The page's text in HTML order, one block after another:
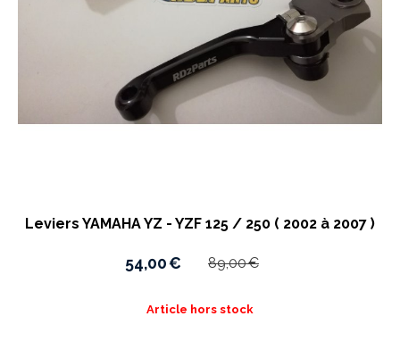
Leviers YAMAHA YZ - YZF 125 / 250 ( 2002 à 2007 )
54,00€ 89,00€
Article hors stock